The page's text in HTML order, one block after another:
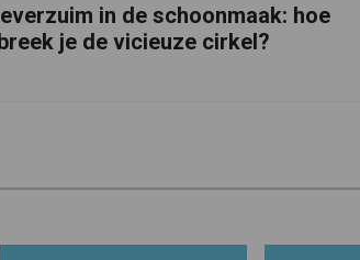
in de schoonmaak: hoe
je de vicieuze cirkel?